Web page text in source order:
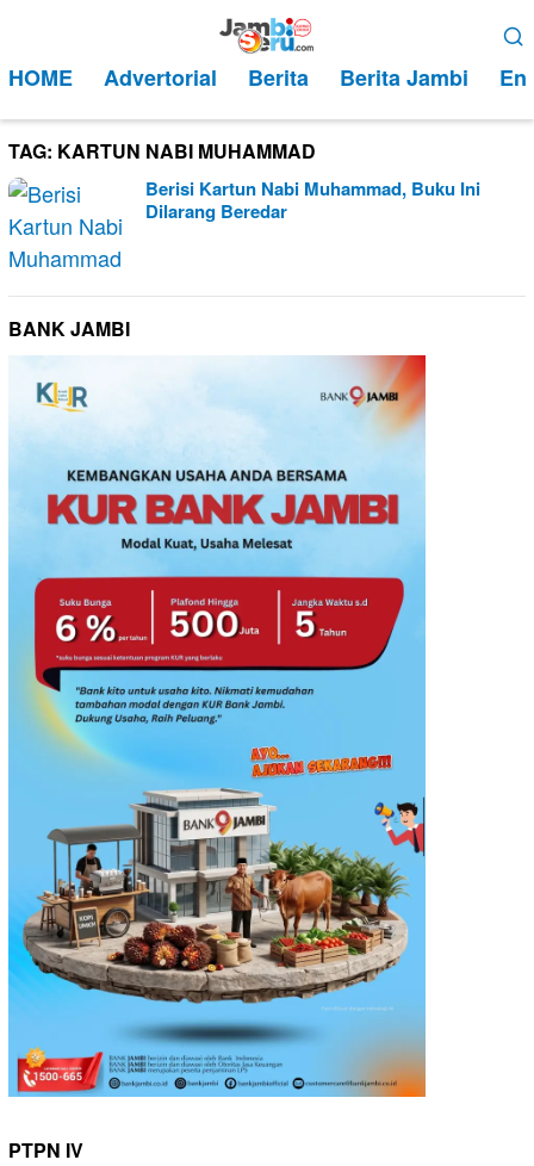
kontenMobile
HOME Advertorial Berita Berita Jambi
TAG: KARTUN NABI MUHAMMAD
Berisi Kartun Nabi Muhammad, Buku Ini
Dilarang Beredar
BANK JAMBI
PTPN IV